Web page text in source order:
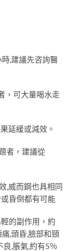
,建議先咨詢醫
，可大量喝水走
延緩或減效。
者，建議從
,威而鋼也具相同
昏倒都有可能
的副作用，約
,頭昏,臉部和頸
,脹氣,約有5％